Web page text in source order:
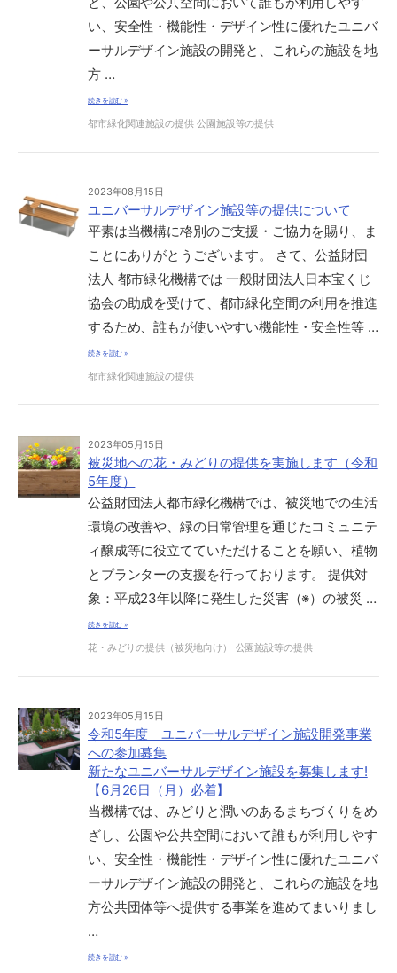
い、安全性・機能性・デザイン性に優れたユニバ
ーサルデザイン施設の開発と、これらの施設を地
方 …
続きを読む »
都市緑化関連施設の提供 公園施設等の提供
2023年08月15日
ユニバーサルデザイン施設等の提供について
平素は当機構に格別のご支援・ご協力を賜り、ま
ことにありがとうございます。 さて、公益財団
法人 都市緑化機構では 一般財団法人日本宝くじ
協会の助成を受けて、都市緑化空間の利用を推進
するため、誰もが使いやすい機能性・安全性等 …
続きを読む »
都市緑化関連施設の提供
2023年05月15日
被災地への花・みどりの提供を実施します（令和
5年度）
公益財団法人都市緑化機構では、被災地での生活
環境の改善や、緑の日常管理を通じたコミュニテ
ィ醸成等に役立てていただけることを願い、植物
とプランターの支援を行っております。 提供対
象：平成23年以降に発生した災害（※）の被災 …
続きを読む »
花・みどりの提供（被災地向け） 公園施設等の提供
2023年05月15日
令和5年度 ユニバーサルデザイン施設開発事業
への参加募集
新たなユニバーサルデザイン施設を募集します!
【6月26日（月）必着】
当機構では、みどりと潤いのあるまちづくりをめ
ざし、公園や公共空間において誰もが利用しやす
い、安全性・機能性・デザイン性に優れたユニバ
ーサルデザイン施設の開発と、これらの施設を地
方公共団体等へ提供する事業を進めてまいりまし
…
続きを読む »